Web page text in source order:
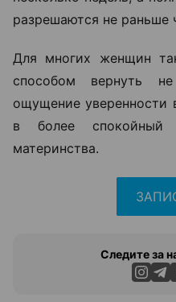
разрешаются не раньше
Для многих женщин
способом вернуть
ощущение уверенности
в более спокойный
материнства.
Следите за